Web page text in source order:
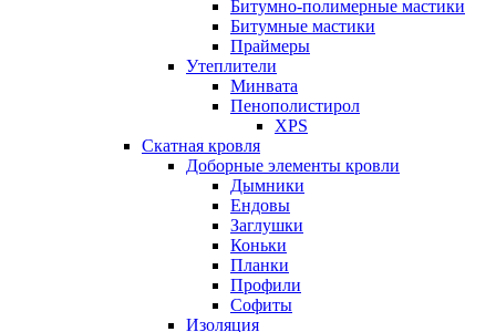
Битумно-полимерные мастики
Битумные мастики
Праймеры
Утеплители
Минвата
Пенополистирол
XPS
Скатная кровля
Доборные элементы кровли
Дымники
Ендовы
Заглушки
Коньки
Планки
Профили
Софиты
Изоляция